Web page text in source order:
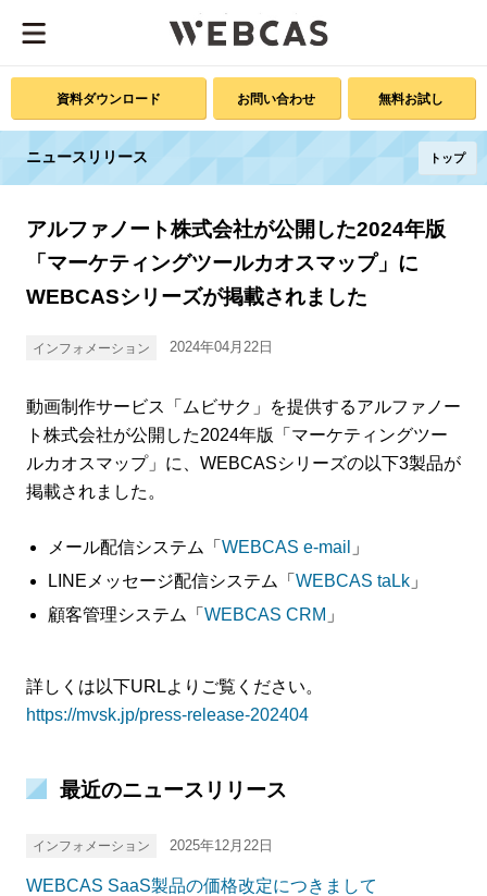
資料ダウンロード お問い合わせ 無料お試し
ニュースリリース トップ
アルファノート株式会社が公開した2024年版
「マーケティングツールカオスマップ」に
WEBCASシリーズが掲載されました
インフォメーション 2024年04月22日
動画制作サービス「ムビサク」を提供するアルファノー
ト株式会社が公開した2024年版「マーケティングツー
ルカオスマップ」に、WEBCASシリーズの以下3製品が
掲載されました。
メール配信システム「WEBCAS e-mail 」
LINEメッセージ配信システム「WEBCAS taLk 」
顧客管理システム「WEBCAS CRM 」
詳しくは以下URLよりご覧ください。
https://mvsk.jp/press-release-202404
最近のニュースリリース
インフォメーション 2025年12月22日
WEBCAS SaaS製品の価格改定につきまして